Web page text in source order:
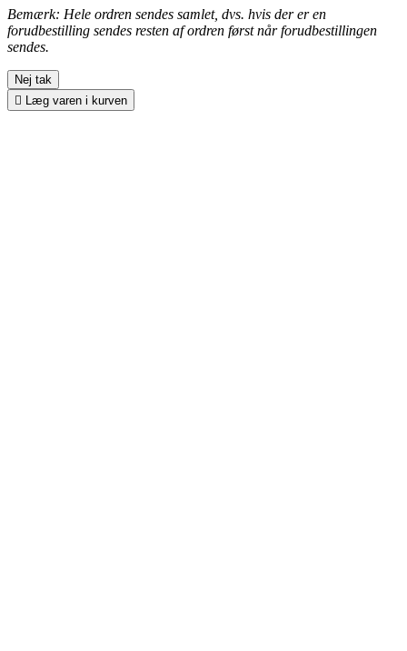
Bemærk: Hele ordren sendes samlet, dvs. hvis der er en
forudbestilling sendes resten af ordren først når forudbestillingen
sendes.
Nej tak
 Læg varen i kurven